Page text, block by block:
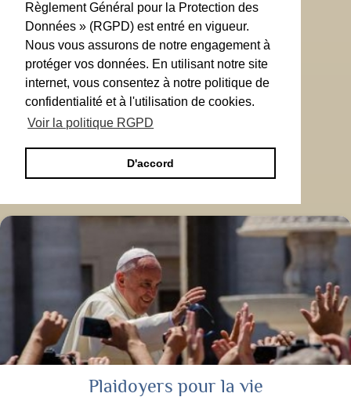
Règlement Général pour la Protection des
Données » (RGPD) est entré en vigueur.
Nous vous assurons de notre engagement à
protéger vos données. En utilisant notre site
internet, vous consentez à notre politique de
confidentialité et à l'utilisation de cookies.
Voir la politique RGPD
D'accord
Plaidoyers pour la vie